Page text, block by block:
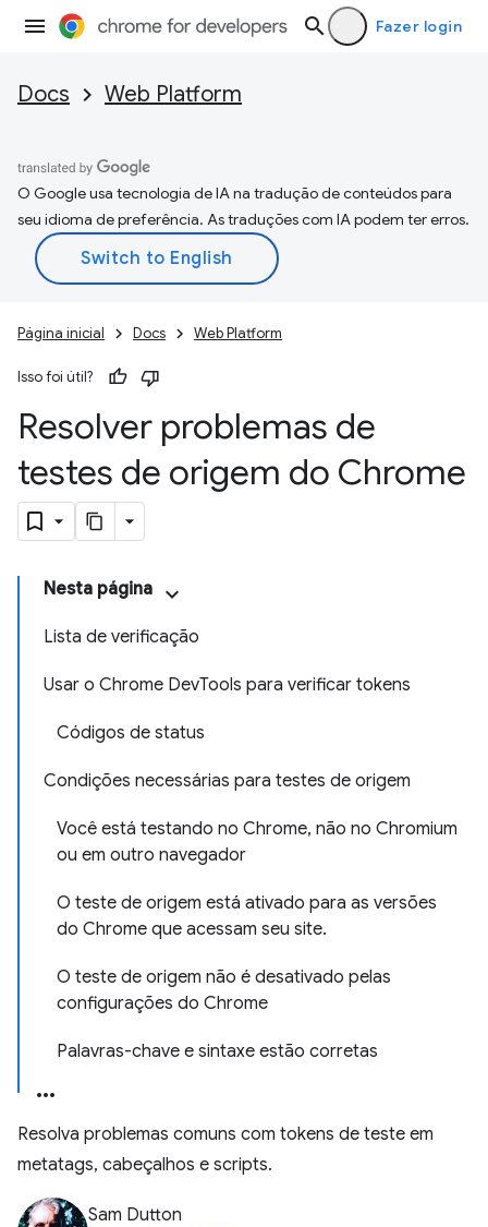
Fazer login
Docs Web Platform
O Google usa tecnologia de IA na tradução de conteúdos para
seu idioma de preferência. As traduções com IA podem ter erros.
Página inicial Docs Web Platform
Isso foi útil?
Resolver problemas de
testes de origem do Chrome
Nesta página
Lista de verificação
Usar o Chrome DevTools para verificar tokens
Códigos de status
Condições necessárias para testes de origem
Você está testando no Chrome, não no Chromium
ou em outro navegador
O teste de origem está ativado para as versões
do Chrome que acessam seu site.
O teste de origem não é desativado pelas
configurações do Chrome
Palavras-chave e sintaxe estão corretas
Resolva problemas comuns com tokens de teste em
metatags, cabeçalhos e scripts.
Sam Dutton